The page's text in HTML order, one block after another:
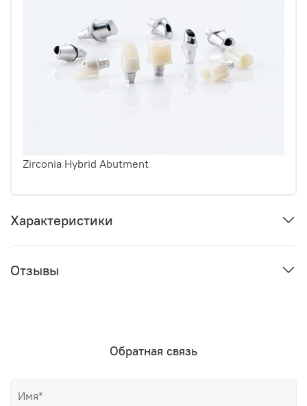
Zirconia Hybrid Abutment
Характеристики
Отзывы
Обратная связь